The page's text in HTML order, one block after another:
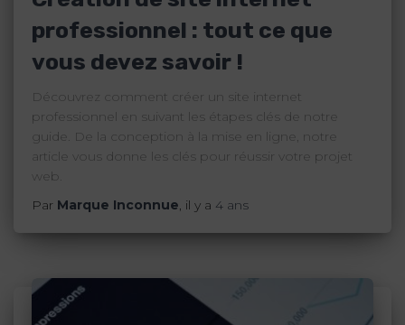
professionnel : tout ce que
vous devez savoir !
Découvrez comment créer un site internet
professionnel en suivant les étapes clés de notre
guide. De la conception à la mise en ligne, notre
article vous donne les clés pour réussir votre projet
web.
Par Marque Inconnue, il y a 4 ans